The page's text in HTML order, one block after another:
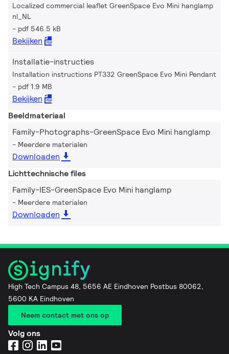
Localized commercial leaflet GreenSpace Evo Mini hanglamp
nl_NL
pdf 546.5 kB
Bekijken
Installatie-instructies
Installation instructions PT332 GreenSpace Evo Mini Pendant
pdf 1.9 MB
Bekijken
Beeldmateriaal
Family-Photographs-GreenSpace Evo Mini hanglamp
Meerdere materialen
Downloaden
Lichttechnische files
Family-IES-GreenSpace Evo Mini hanglamp
Meerdere materialen
Downloaden
High Tech Campus 48, 5656 AE Eindhoven Postbus 80062,
5600 KA Eindhoven
Neem contact met ons op
Volg ons